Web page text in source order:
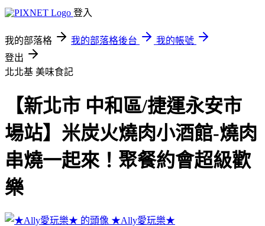
登入
我的部落格 我的部落格後台
我的帳號
登出
北北基 美味食記
【新北市 中和區/捷運永安市
場站】米炭火燒肉小酒館-燒肉
串燒一起來！聚餐約會超級歡
樂
★Ally愛玩樂★